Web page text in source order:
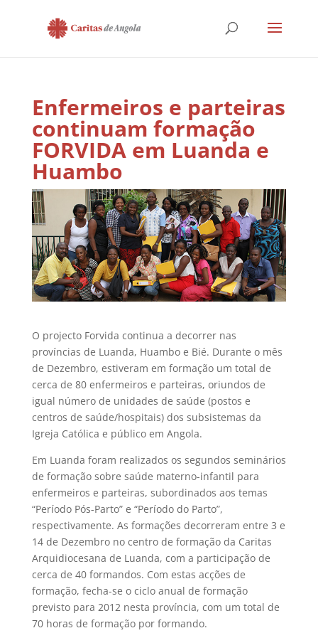
Enfermeiros e parteiras
continuam formação
FORVIDA em Luanda e
Huambo
O projecto Forvida continua a decorrer nas
províncias de Luanda, Huambo e Bié. Durante o mês
de Dezembro, estiveram em formação um total de
cerca de 80 enfermeiros e parteiras, oriundos de
igual número de unidades de saúde (postos e
centros de saúde/hospitais) dos subsistemas da
Igreja Católica e público em Angola.
Em Luanda foram realizados os segundos seminários
de formação sobre saúde materno-infantil para
enfermeiros e parteiras, subordinados aos temas
“Período Pós-Parto” e “Período do Parto”,
respectivamente. As formações decorreram entre 3 e
14 de Dezembro no centro de formação da Caritas
Arquidiocesana de Luanda, com a participação de
cerca de 40 formandos. Com estas acções de
formação, fecha-se o ciclo anual de formação
previsto para 2012 nesta província, com um total de
70 horas de formação por formando.